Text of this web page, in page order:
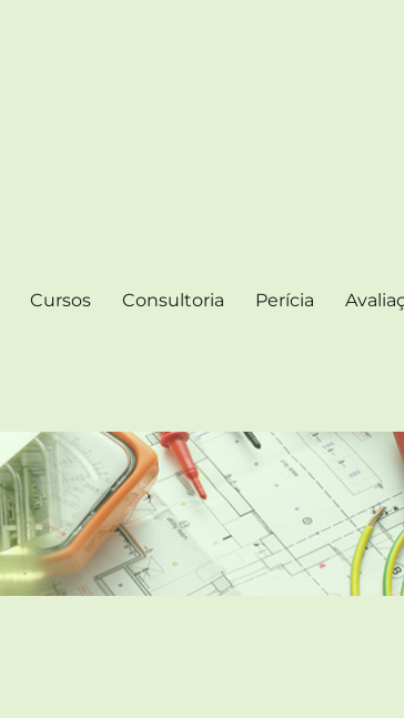
Cursos Consultoria Perícia